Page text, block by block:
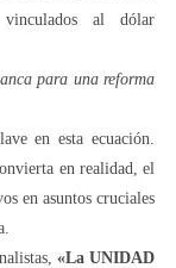
al dólar
para una reforma
en esta ecuación.
en realidad, el
en asuntos cruciales
«La UNIDAD